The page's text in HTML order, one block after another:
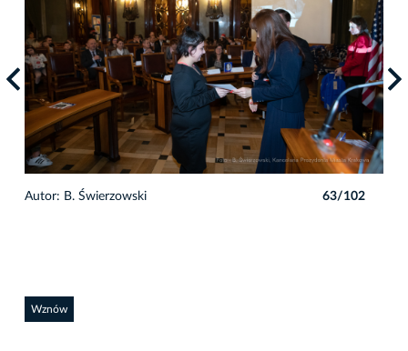
Autor: B. Świerzowski 63/102
Wznów